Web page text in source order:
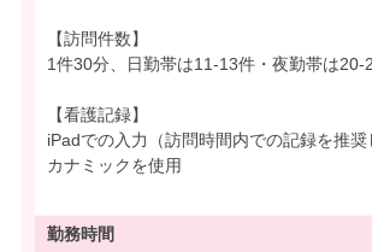
【訪問件数】
1件30分、日勤帯は11-13件・夜勤帯は20-
【看護記録】
iPadでの入力（訪問時間内での記録を推奨
カナミックを使用
勤務時間